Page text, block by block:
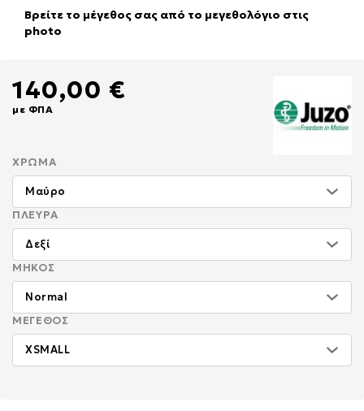
Βρείτε το μέγεθος σας από το μεγεθολόγιο στις
photo
140,00 €
με ΦΠΑ
ΧΡΏΜΑ
ΠΛΕΥΡΆ
ΜΉΚΟΣ
ΜΈΓΕΘΟΣ